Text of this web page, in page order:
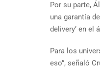
Por su parte,
una garantía
delivery’ en el
Para los
eso”, señaló